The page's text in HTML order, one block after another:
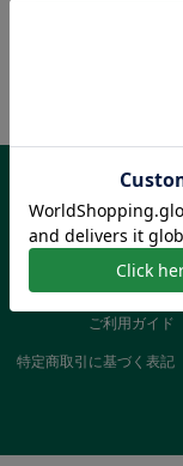
ご利用ガイド
特定商取引に基づく表記